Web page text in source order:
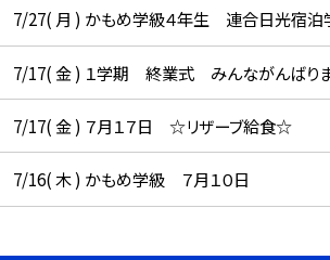
7/27( 月 ) かもめ学級４年生 連合日光宿泊
7/17( 金 ) １学期 終業式 みんながんばり
7/17( 金 ) ７月１７日 ☆リザーブ給食☆
7/16( 木 ) かもめ学級 ７月１０日